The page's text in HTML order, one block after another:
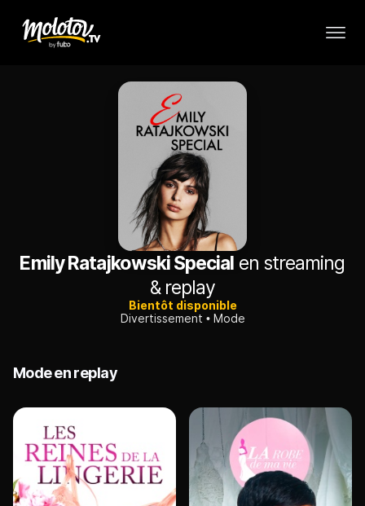
Emily Ratajkowski Special en streaming
& replay
Bientôt disponible
Divertissement
Mode
Mode en replay